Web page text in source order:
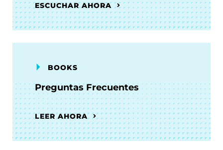
ESCUCHAR AHORA
BOOKS
Preguntas Frecuentes
LEER AHORA